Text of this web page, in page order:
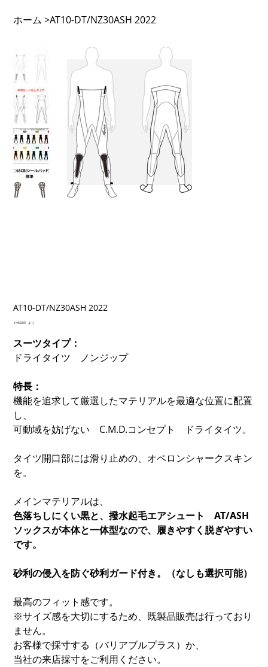
ホーム >AT10-DT/NZ30ASH 2022
AT10-DT/NZ30ASH 2022
価
￥45,000 より
スーツタイプ：
ドライタイツ ノンジップ
特長：
機能を追求して厳選したマテリアルを最適な位置に配置
し、
可動域を妨げない C.M.D.コンセプト ドライタイツ。
タイツ開口部には滑り止めの、オペロンシャークスキン
を。
メインマテリアルは、
色落ちしにくい黒と、撥水起毛エアシュート AT/ASH
ソックスが本体と一体型なので、履きやすく脱ぎやすい
です。
砂利の侵入を防ぐ砂利ガード付き。（なしも選択可能）
最高のフィット感です。
※サイズ感を大切にするため、既製品販売は行っており
ません。
お客様で採寸する（バリアブルプラス）か、
当社の来店採寸をご利用ください。